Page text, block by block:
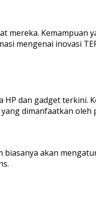
mereka. Kemampuan
mengenai inovasi
dan gadget terkini.
dimanfaatkan oleh
akan